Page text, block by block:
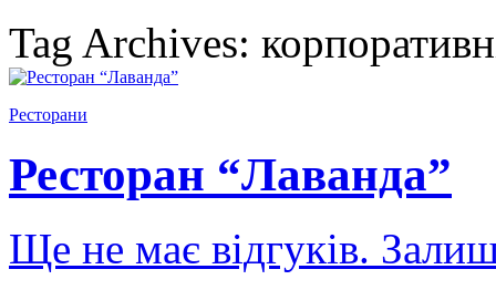
Tag Archives:
Ресторани
Ресторан “Лаванда”
Ще не має відгуків.